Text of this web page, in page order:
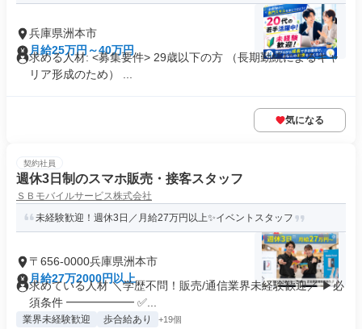
兵庫県洲本市
月給25万円～40万円
求める人材: <募集要件> 29歳以下の方 （長期勤続によるキャ
リア形成のため） ...
気になる
契約社員
週休3日制のスマホ販売・接客スタッフ
ＳＢモバイルサービス株式会社
未経験歓迎！週休3日／月給27万円以上✨イベントスタッフ
〒656-0000兵庫県洲本市
月給27万2000円以上
求めている人材 ＼学歴不問！販売/通信業界未経験歓迎／ ▶必
須条件 ━━━━━━ ✅...
業界未経験歓迎 歩合給あり +19個